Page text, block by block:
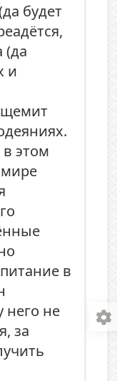
будет
(да
и
этом
в
него не
за